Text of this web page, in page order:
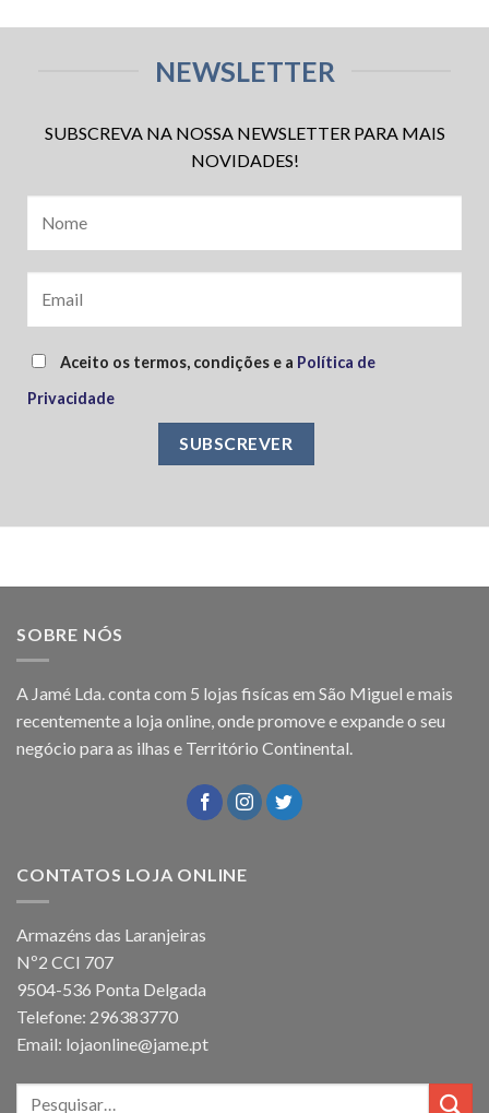
NEWSLETTER
SUBSCREVA NA NOSSA NEWSLETTER PARA MAIS
NOVIDADES!
Aceito os termos, condições e a Política de
Privacidade
SOBRE NÓS
A Jamé Lda. conta com 5 lojas fisícas em São Miguel e mais
recentemente a loja online, onde promove e expande o seu
negócio para as ilhas e Território Continental.
CONTATOS LOJA ONLINE
Armazéns das Laranjeiras
Nº2 CCI 707
9504-536 Ponta Delgada
Telefone: 296383770
Email: lojaonline@jame.pt